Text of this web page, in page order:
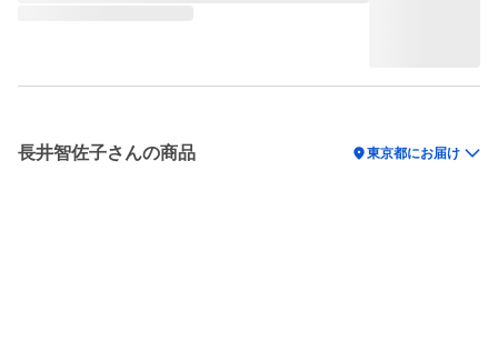
長井智佐子さんの商品 location_on東京都にお届け